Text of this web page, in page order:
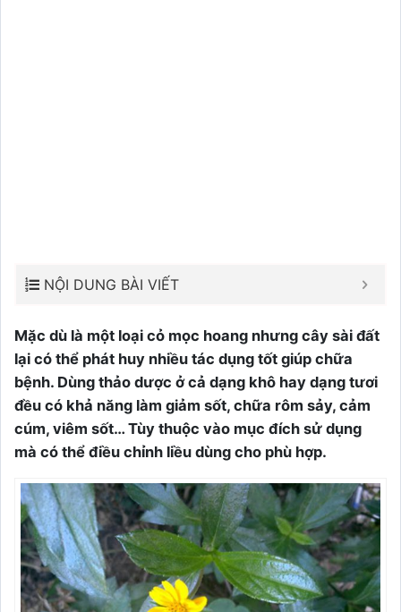
NỘI DUNG BÀI VIẾT
Mặc dù là một loại cỏ mọc hoang nhưng cây sài đất
lại có thể phát huy nhiều tác dụng tốt giúp chữa
bệnh. Dùng thảo dược ở cả dạng khô hay dạng tươi
đều có khả năng làm giảm sốt, chữa rôm sảy, cảm
cúm, viêm sốt… Tùy thuộc vào mục đích sử dụng
mà có thể điều chỉnh liều dùng cho phù hợp.